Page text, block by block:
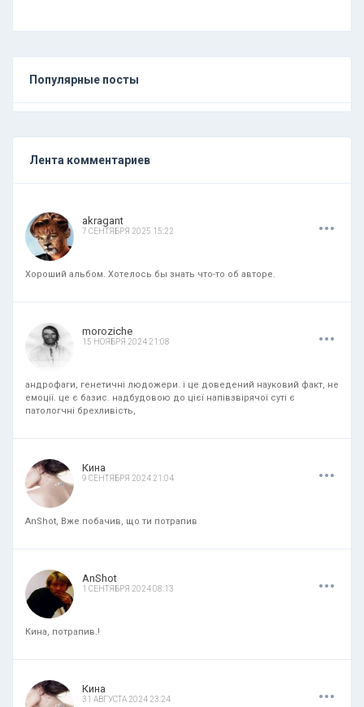
Популярные посты
Лента комментариев
akragant
7 СЕНТЯБРЯ 2025 15:22 ...
Хороший альбом. Хотелось бы знать что-то об авторе.
moroziche
15 НОЯБРЯ 2024 21:08 ...
андрофаги, генетичні людожери. і це доведений науковий факт, не
емоції. це є базис. надбудовою до цієї напівзвірячої суті є
патологчні брехливість,
Кина
9 СЕНТЯБРЯ 2024 21:04 ...
AnShot, Вже побачив, що ти потрапив
AnShot
1 СЕНТЯБРЯ 2024 08:13 ...
Кина, потрапив.!
Кина
31 АВГУСТА 2024 23:24 ...